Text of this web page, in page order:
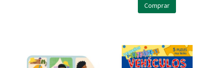
Comprar